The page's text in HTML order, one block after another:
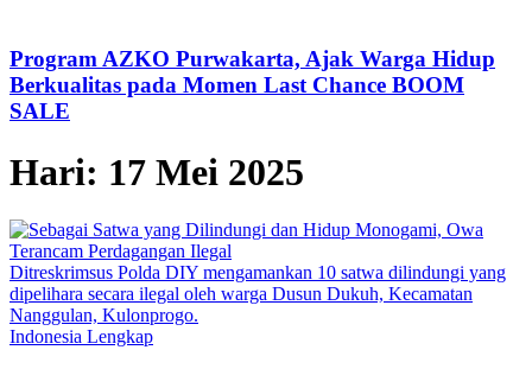
Program AZKO Purwakarta, Ajak Warga Hidup
Berkualitas pada Momen Last Chance BOOM
SALE
Hari: 17 Mei 2025
Ditreskrimsus Polda DIY mengamankan 10 satwa dilindungi yang
dipelihara secara ilegal oleh warga Dusun Dukuh, Kecamatan
Nanggulan, Kulonprogo.
Indonesia Lengkap